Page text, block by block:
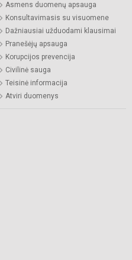
Asmens duomenų apsauga
Konsultavimasis su visuomene
Dažniausiai užduodami klausimai
Pranešėjų apsauga
Korupcijos prevencija
Civilinė sauga
Teisinė informacija
Atviri duomenys